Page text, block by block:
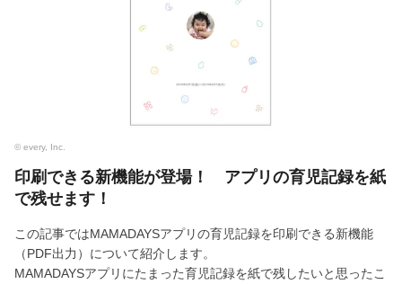
© every, Inc.
印刷できる新機能が登場！ アプリの育児記録を紙
で残せます！
この記事ではMAMADAYSアプリの育児記録を印刷できる新機能
（PDF出力）について紹介します。
MAMADAYSアプリにたまった育児記録を紙で残したいと思ったこ